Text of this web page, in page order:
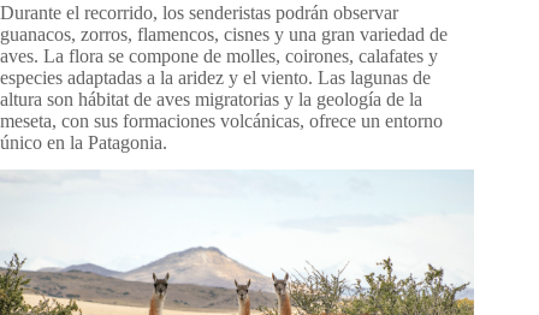
Durante el recorrido, los senderistas podrán observar
guanacos, zorros, flamencos, cisnes y una gran variedad de
aves. La flora se compone de molles, coirones, calafates y
especies adaptadas a la aridez y el viento. Las lagunas de
altura son hábitat de aves migratorias y la geología de la
meseta, con sus formaciones volcánicas, ofrece un entorno
único en la Patagonia.